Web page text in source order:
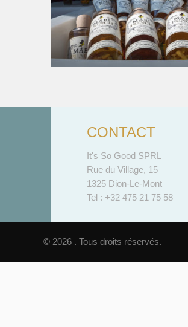
CONTACT
It's So Good SPRL
Rue du Village, 15
1325 Dion-Le-Mont
Tel : +32 475 21 75 58
© 2026 . Tous droits réservés.